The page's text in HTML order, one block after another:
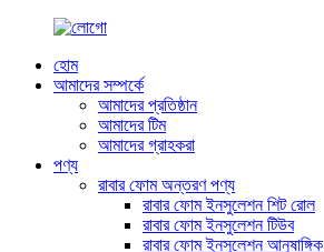
হোম
আমাদের সম্পর্কে
আমাদের প্রতিষ্ঠান
আমাদের টিম
আমাদের গ্রাহকরা
পণ্য
রাবার ফোম অন্তরণ পণ্য
রাবার ফোম ইনসুলেশন শিট রোল
রাবার ফোম ইনসুলেশন টিউব
রাবার ফোম ইনসুলেশন আনুষাঙ্গিক